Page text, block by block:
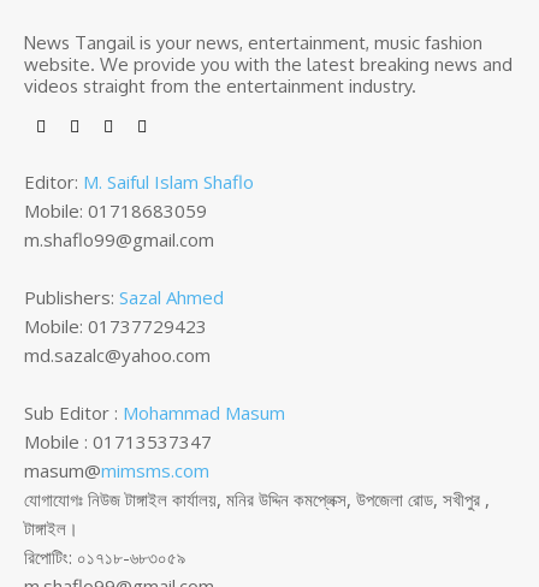
News Tangail is your news, entertainment, music fashion
website. We provide you with the latest breaking news and
videos straight from the entertainment industry.
Editor: M. Saiful Islam Shaflo
Mobile: 01718683059
m.shaflo99@gmail.com
Publishers: Sazal Ahmed
Mobile: 01737729423
md.sazalc@yahoo.com
Sub Editor : Mohammad Masum
Mobile : 01713537347
masum@mimsms.com
যোগাযোগঃ নিউজ টাঙ্গাইল কার্যালয়, মনির উদ্দিন কমপ্লেক্স, উপজেলা রোড, সখীপুর ,
টাঙ্গাইল।
রিপোটিং: ০১৭১৮-৬৮৩০৫৯